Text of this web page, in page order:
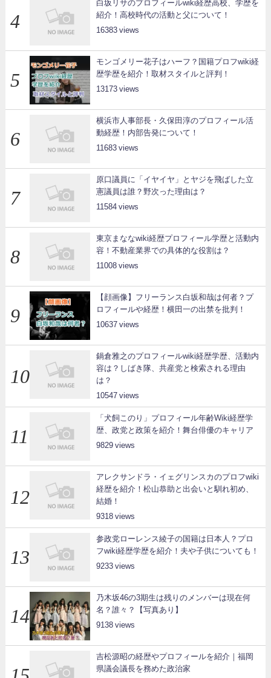
白坂リサのプロフィールwiki経歴高校、学歴を
紹介！高校時代の活動と父について！
16383
モンゴメリー花子はハーフ？国籍プロフwiki経
歴学歴を紹介！取材スタイルと評判！
13173
横浜市人事部長・久保田淳のプロフィール活
動経歴！内部告発について！
11683
原口議員に「イヤイヤ」とヤジを飛ばした立
憲議員は誰？野次った理由は？
11584
東京まななwiki経歴プロフィール学歴と活動内
容！不動産業界での具体的な役割は？
11008
【顔画像】フリーランス白坂和哉は何者？プ
ロフィールや経歴！横田一の出禁を批判！
10637
鍋倉雅之のプロフィールwiki経歴学歴、活動内
容は？しばき隊、共産党と検索される理由
は？
10547
「犬飼このり」プロフィール年齢Wiki経歴学
歴、政党と政策を紹介！舞台俳優のキャリア
9829
アレクサンドラ・イェグリンスカのプロフwiki
経歴を紹介！松山恭助と出会いと馴れ初め、
結婚！
9318
参政党ローレンス綾子の国籍は日本人？プロ
フwiki経歴学歴を紹介！夫や子供についても！
9233
乃木坂46の3期生は残りのメンバーは現在何
名？誰々？【写真あり】
9138
吉松源昭の経歴やプロフィールを紹介｜福岡
県議会議長を務めた政治家